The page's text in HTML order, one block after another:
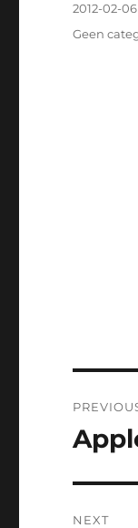
Posted
on
2012-02-06
Categories
Geen
Previous
NEXT